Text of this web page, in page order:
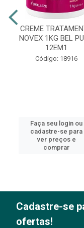
CREME
NOVEX 1KG BEL
12EM1
Código: 18916
Faça seu login ou
cadastre-se para
ver preços e
comprar
Cadastre-se
ofertas!